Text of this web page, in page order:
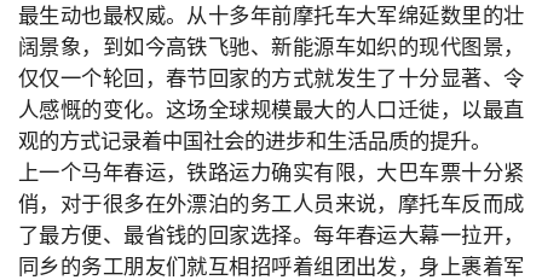
最生动也最权威。从十多年前摩托车大军绵延数里的壮
阔景象，到如今高铁飞驰、新能源车如织的现代图景，
仅仅一个轮回，春节回家的方式就发生了十分显著、令
人感慨的变化。这场全球规模最大的人口迁徙，以最直
观的方式记录着中国社会的进步和生活品质的提升。
上一个马年春运，铁路运力确实有限，大巴车票十分紧
俏，对于很多在外漂泊的务工人员来说，摩托车反而成
了最方便、最省钱的回家选择。每年春运大幕一拉开，
同乡的务工朋友们就互相招呼着组团出发，身上裹着军